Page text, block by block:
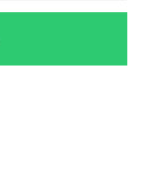
do koszyka